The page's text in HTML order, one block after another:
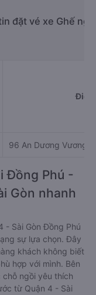
đặt vé xe Ghế
96 An Dương Vương,
Đồng Phú -
Gòn nhanh
- Sài Gòn Đồng Phú
sự lựa chọn. Đây
khách không biết
hợp với mình. Bên
ngồi yêu thích
từ Quận 4 - Sài